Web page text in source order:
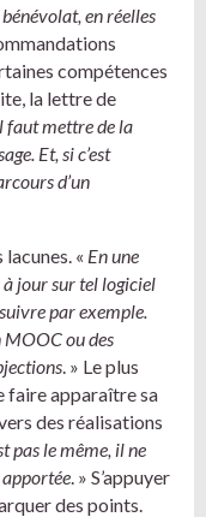
en réelles
compétences
la lettre de
faut mettre de la
Et, si c’est
d’un
« En une
à jour sur tel logiciel
par exemple.
MOOC ou des
. » Le plus
faire apparaître sa
des réalisations
pas le même, il ne
e . » S’appuyer
des points.